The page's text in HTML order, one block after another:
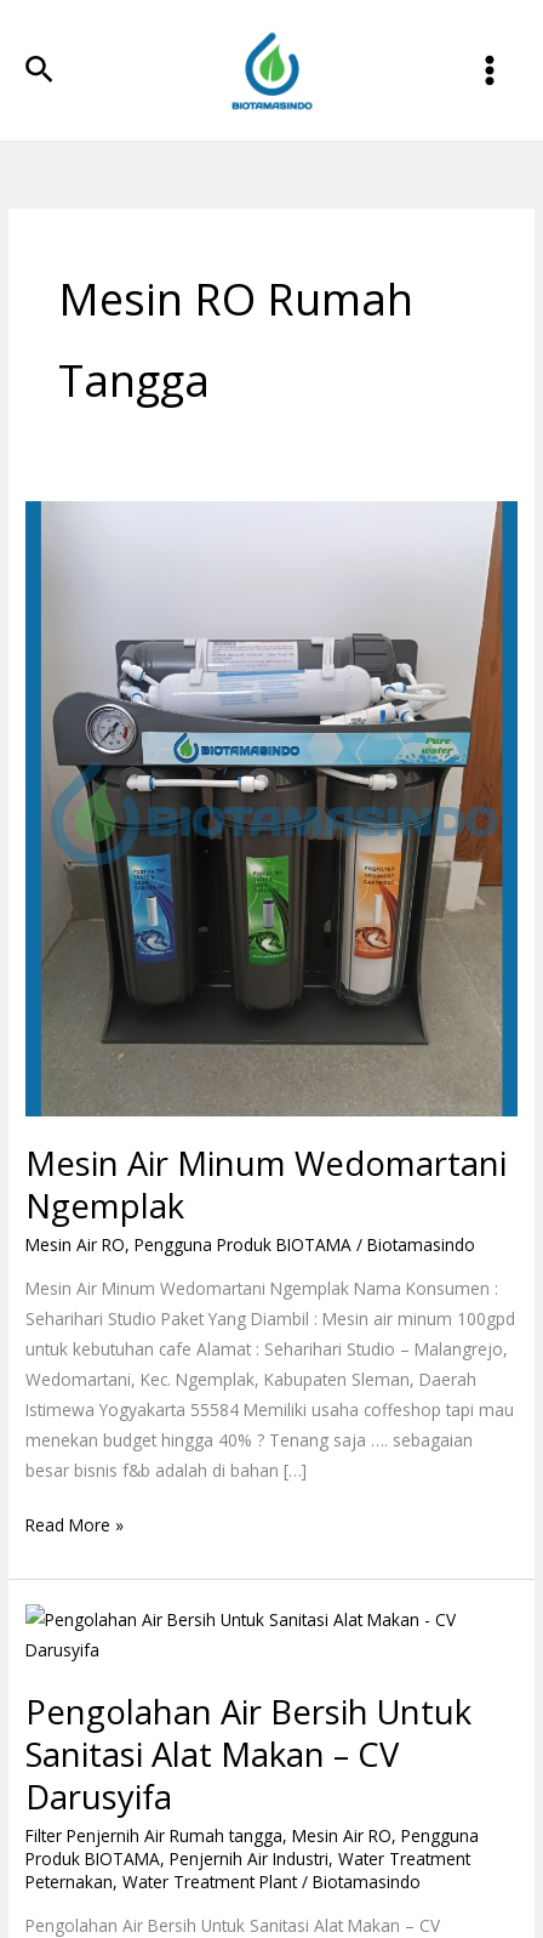
konten
Cari
Mesin RO Rumah
Tangga
Mesin Air Minum Wedomartani
Ngemplak
Mesin Air RO,Pengguna Produk BIOTAMA /Biotamasindo
Mesin Air Minum Wedomartani Ngemplak Nama Konsumen :
Seharihari Studio Paket Yang Diambil : Mesin air minum 100gpd
untuk kebutuhan cafe Alamat : Seharihari Studio – Malangrejo,
Wedomartani, Kec. Ngemplak, Kabupaten Sleman, Daerah
Istimewa Yogyakarta 55584 Memiliki usaha coffeshop tapi mau
menekan budget hingga 40% ? Tenang saja …. sebagaian
besar bisnis f&b adalah di bahan […]
Read More »
Pengolahan Air Bersih Untuk
Sanitasi Alat Makan – CV
Darusyifa
Filter Penjernih Air Rumah tangga,Mesin Air RO,Pengguna
Produk BIOTAMA,Penjernih Air Industri,Water Treatment
Peternakan,Water Treatment Plant/Biotamasindo
Pengolahan Air Bersih Untuk Sanitasi Alat Makan – CV
Pengolahan
Air
Untuk
Sanitasi
Alat
Makan
–
CV
Darusyifa